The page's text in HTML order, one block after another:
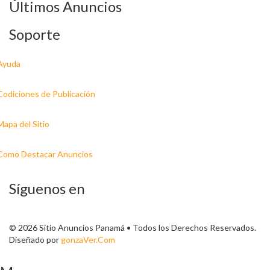
Últimos Anuncios
Soporte
de Publicación
del Sitio
Destacar Anuncios
Síguenos en
© 2026 Sitio Anuncios Panamá • Todos los Derechos Reservados.
Diseñado porgonzaVer.Com